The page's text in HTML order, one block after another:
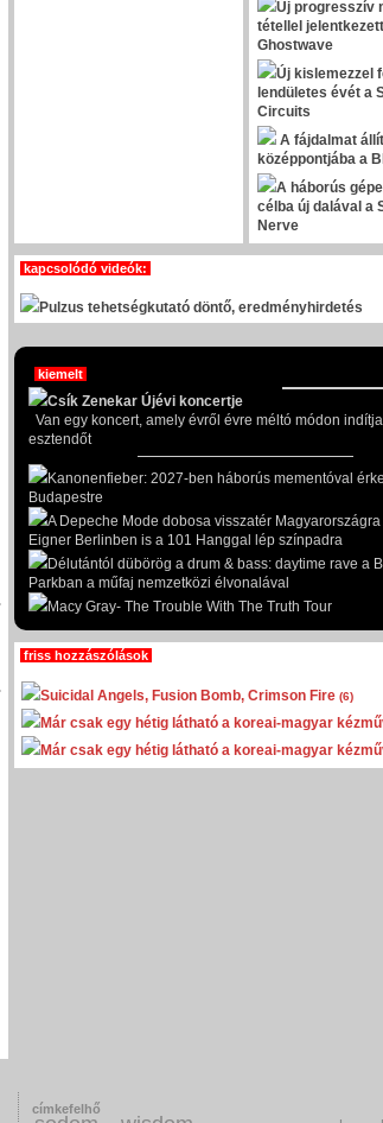
Új progresszív
tétellel
Ghostwave
Új kislemezzel
lendületes évét a
Circuits
A fájdalmat
középpontjába a
A háborús
célba új dalával a
Nerve
kapcsolódó videók:
Pulzus tehetségkutató döntő, eredményhirdetés
kiemelt
Csík Zenekar Újévi koncertje
Van egy koncert, amely évről évre méltó módon
esztendőt
Kanonenfieber: 2027-ben háborús mementóval
Budapestre
A Depeche Mode dobosa visszatér
Eigner Berlinben is a 101 Hanggal lép színpadra
Délutántól dübörög a drum & bass: daytime rave a
Parkban a műfaj nemzetközi élvonalával
Macy Gray- The Trouble With The Truth Tour
friss hozzászólások
Suicidal Angels, Fusion Bomb, Crimson Fire (6)
Már csak egy hétig látható a koreai-magyar
Már csak egy hétig látható a koreai-magyar
címkefelhő